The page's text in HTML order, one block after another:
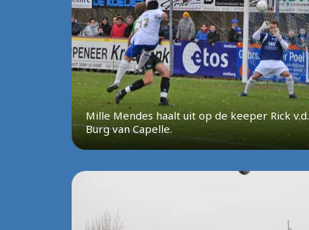
Mille Mendes haalt uit op de keeper Rick v.d.
Burg van Capelle.